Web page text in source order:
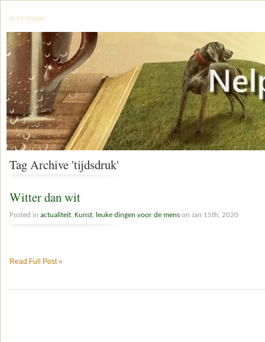
jerry mager
Tag Archive 'tijdsdruk'
Witter dan wit
Posted in actualiteit Kunst leuke dingen voor de mens on Jan 15th, 2020
Read Full Post »